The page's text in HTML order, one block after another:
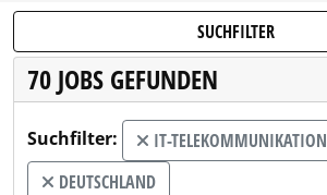
SUCHFILTER
70 JOBS GEFUNDEN
Suchfilter:
IT-TELEKOMMUNIKATION
DEUTSCHLAND